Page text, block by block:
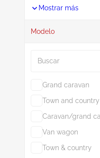
Mostrar más
Modelo
Grand caravan
Town and country
Caravan/grand
Van wagon
Town & country